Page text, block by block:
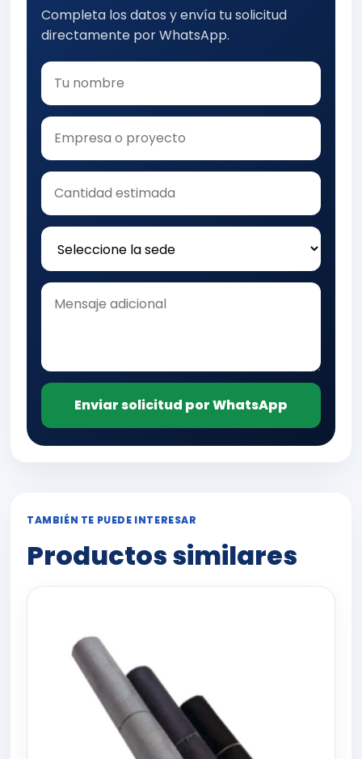
Completa los datos y envía tu solicitud
directamente por WhatsApp.
Enviar solicitud por WhatsApp
TAMBIÉN TE PUEDE INTERESAR
Productos similares